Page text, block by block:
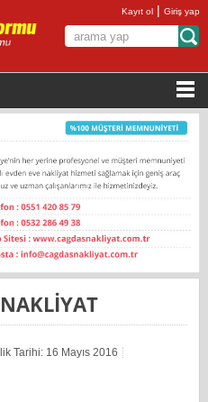
Kayıt ol |Giriş yap
Tarihi: 16 Mayıs 2016